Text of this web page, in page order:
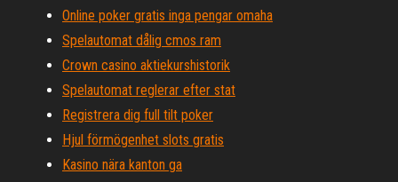
Online poker gratis inga pengar omaha
Spelautomat dålig cmos ram
Crown casino aktiekurshistorik
Spelautomat reglerar efter stat
Registrera dig full tilt poker
Hjul förmögenhet slots gratis
Kasino nära kanton ga